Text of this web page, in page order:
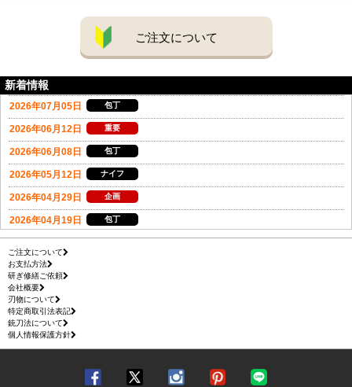
ご注文について
新着情報
ご注文について
お支払方法
研ぎ修繕ご依頼
会社概要
刃物について
特定商取引法表記
銃刀法について
個人情報保護方針